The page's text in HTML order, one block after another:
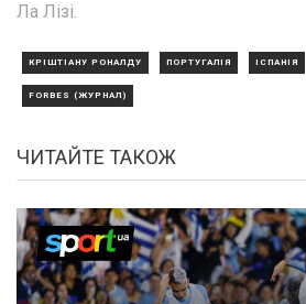
Ла Лізі.
КРІШТІАНУ РОНАЛДУ ПОРТУГАЛІЯ ІСПАНІЯ
FORBES (ЖУРНАЛ)
ЧИТАЙТЕ ТАКОЖ